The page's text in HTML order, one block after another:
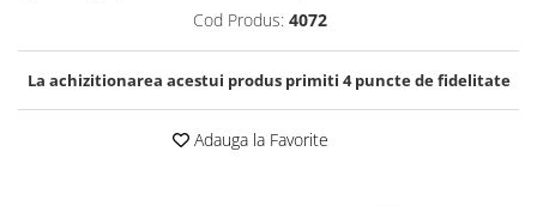
Cod Produs: 4072
La achizitionarea acestui produs primiti 4puncte de fidelitate
Adauga la Favorite